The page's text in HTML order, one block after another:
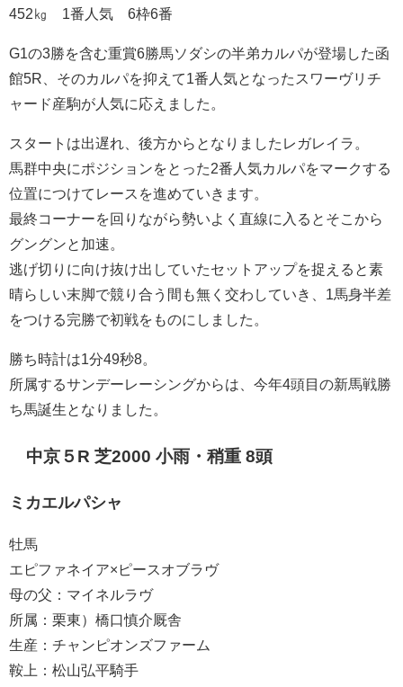
452㎏ 1番人気 6枠6番
G1の3勝を含む重賞6勝馬ソダシの半弟カルパが登場した函
館5R、そのカルパを抑えて1番人気となったスワーヴリチ
ャード産駒が人気に応えました。
スタートは出遅れ、後方からとなりましたレガレイラ。
馬群中央にポジションをとった2番人気カルパをマークする
位置につけてレースを進めていきます。
最終コーナーを回りながら勢いよく直線に入るとそこから
グングンと加速。
逃げ切りに向け抜け出していたセットアップを捉えると素
晴らしい末脚で競り合う間も無く交わしていき、1馬身半差
をつける完勝で初戦をものにしました。
勝ち時計は1分49秒8。
所属するサンデーレーシングからは、今年4頭目の新馬戦勝
ち馬誕生となりました。
中京５R 芝2000 小雨・稍重 8頭
ミカエルパシャ
牡馬
エピファネイア×ピースオブラヴ
母の父：マイネルラヴ
所属：栗東）橋口慎介厩舎
生産：チャンピオンズファーム
鞍上：松山弘平騎手